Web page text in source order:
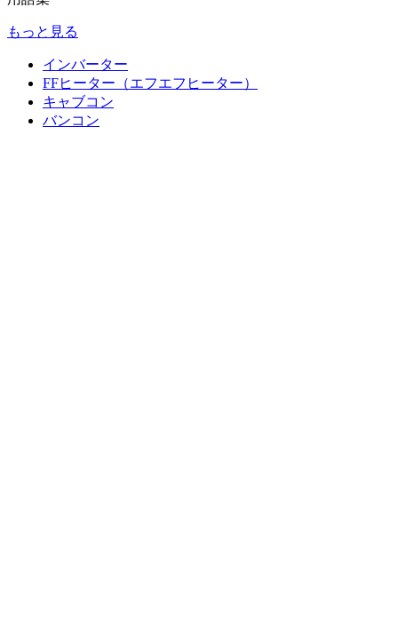
もっと見る
インバーター
FFヒーター（エフエフヒーター）
キャブコン
バンコン